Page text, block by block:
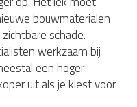
bouwmaterialen
schade.
werkzaam bij
een hoger
uit als je kiest voor